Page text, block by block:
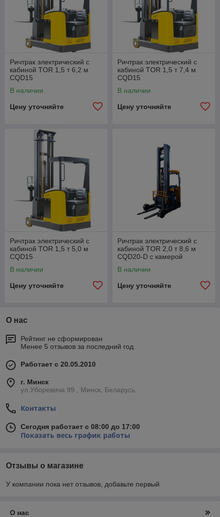
Ричтрак электрический с
кабиной TOR 1,5 т 6,2 м
CQD15
В наличии
Цену уточняйте
Ричтрак электрический с
кабиной TOR 1,5 т 7,4 м
CQD15
В наличии
Цену уточняйте
Ричтрак электрический с
кабиной TOR 1,5 т 5,0 м
CQD15
В наличии
Цену уточняйте
Ричтрак электрический с
кабиной TOR 2,0 т 8,6 м
CQD20-D с камерой
В наличии
Цену уточняйте
О нас
Рейтинг не сформирован
Менее 5 отзывов за последний год
Работает с 20.05.2010
г. Минск
ул.Уборевича 99 , Минск, Беларусь
Контакты
Сегодня работает с 08:00 до 17:00
Показать весь график работы
Отзывы о магазине
У компании пока нет отзывов, добавьте первый
О нас